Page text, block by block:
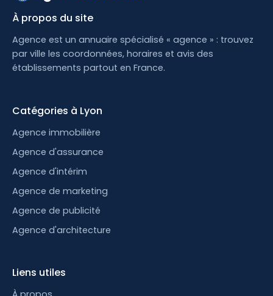
À propos du site
Agence est un annuaire spécialisé « agence » : trouvez
par ville les coordonnées, horaires et avis des
établissements partout en France.
Catégories à Lyon
Agence immobilière
Agence d'assurance
Agence d'intérim
Agence de marketing
Agence de publicité
Agence d'architecture
Liens utiles